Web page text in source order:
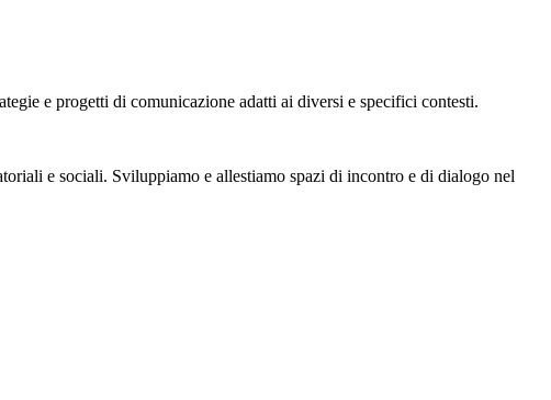
e progetti di comunicazione adatti ai diversi e specifici contesti.
e sociali. Sviluppiamo e allestiamo spazi di incontro e di dialogo nel